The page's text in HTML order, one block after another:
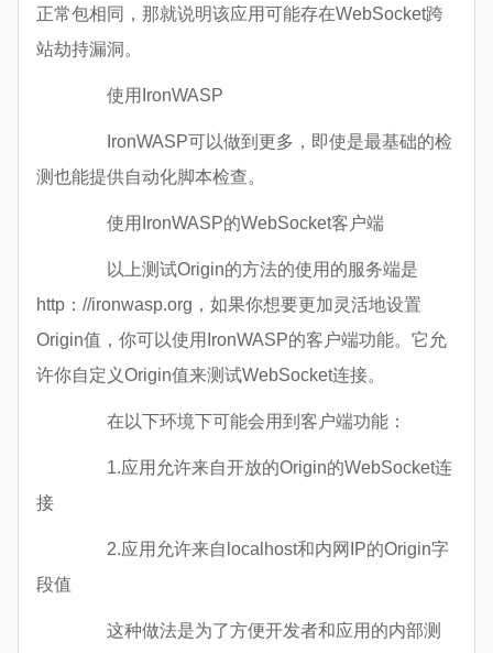
正常包相同，那就说明该应用可能存在WebSocket跨
站劫持漏洞。
使用IronWASP
IronWASP可以做到更多，即使是最基础的检
测也能提供自动化脚本检查。
使用IronWASP的WebSocket客户端
以上测试Origin的方法的使用的服务端是
http：//ironwasp.org，如果你想要更加灵活地设置
Origin值，你可以使用IronWASP的客户端功能。它允
许你自定义Origin值来测试WebSocket连接。
在以下环境下可能会用到客户端功能：
1.应用允许来自开放的Origin的WebSocket连
接
2.应用允许来自localhost和内网IP的Origin字
段值
这种做法是为了方便开发者和应用的内部测